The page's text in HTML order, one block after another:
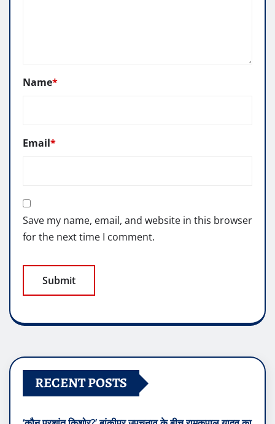
Name*
Email*
Save my name, email, and website in this browser
for the next time I comment.
RECENT POSTS